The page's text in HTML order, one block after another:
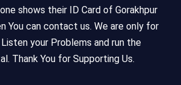
shows their ID Card of Gorakhpur
You can contact us. We are only for
your Problems and run the
Thank You for Supporting Us.